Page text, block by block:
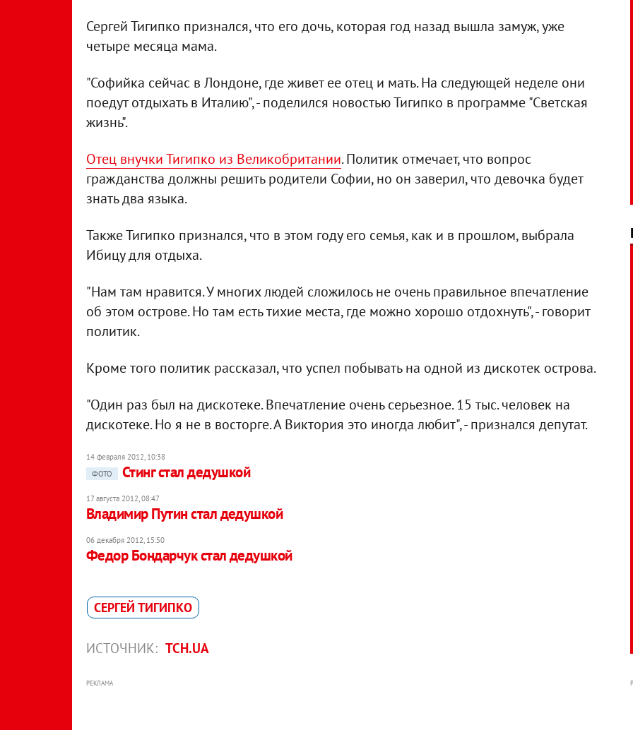
Сергей Тигипко признался, что его дочь, которая год назад вышла замуж, уже
четыре месяца мама.
"Софийка сейчас в Лондоне, где живет ее отец и мать. На следующей неделе они
поедут отдыхать в Италию", - поделился новостью Тигипко в программе "Светская
жизнь".
Отец внучки Тигипко из Великобритании. Политик отмечает, что вопрос
гражданства должны решить родители Софии, но он заверил, что девочка будет
знать два языка.
Также Тигипко признался, что в этом году его семья, как и в прошлом, выбрала
Ибицу для отдыха.
"Нам там нравится. У многих людей сложилось не очень правильное впечатление
об этом острове. Но там есть тихие места, где можно хорошо отдохнуть", - говорит
политик.
Кроме того политик рассказал, что успел побывать на одной из дискотек острова.
"Один раз был на дискотеке. Впечатление очень серьезное. 15 тыс. человек на
дискотеке. Но я не в восторге. А Виктория это иногда любит", - признался депутат.
14 февраля 2012, 10:38
ФОТО
Стинг стал дедушкой
17 августа 2012, 08:47
Владимир Путин стал дедушкой
06 декабря 2012, 15:50
Федор Бондарчук стал дедушкой
СЕРГЕЙ ТИГИПКО
ИСТОЧНИК: ТСН.UA
РЕКЛАМА